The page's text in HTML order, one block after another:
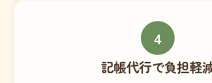
4
記帳代行で負担軽